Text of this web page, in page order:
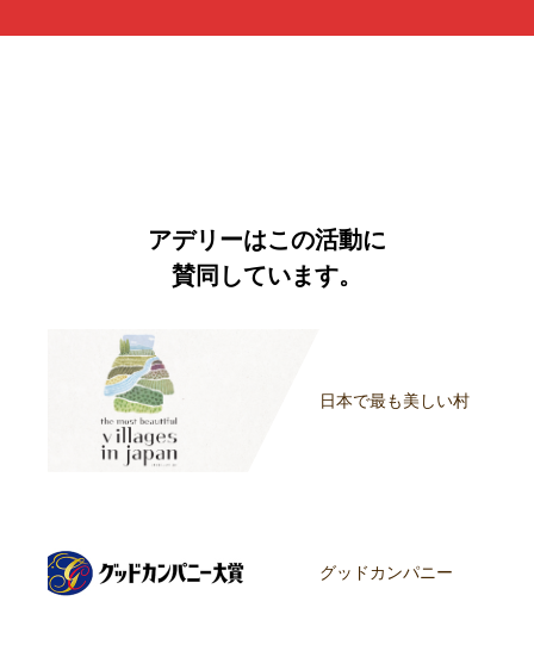
アデリーはこの活動に
賛同しています。
日本で最も美しい村
グッドカンパニー